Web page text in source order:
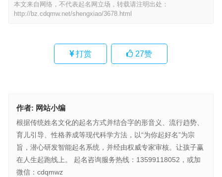
本文来自网络，不代表起名网立场，转载请注明出处：
http://bz.cdqmw.net/shengxiao/3678.html
打赏 27赞
作者: 网站小编
根据传统姓名文化的起名方式并结合字的形音义、流行趋势、
育儿引导、性格养成等现代科学方法，以“为你起好名”为宗
旨，潜心研发智能起名系统，并经由权威专家审核。让孩子赢
在人生起跑线上。 起名咨询服务热线：13599118052，或加
微信：cdqmwz